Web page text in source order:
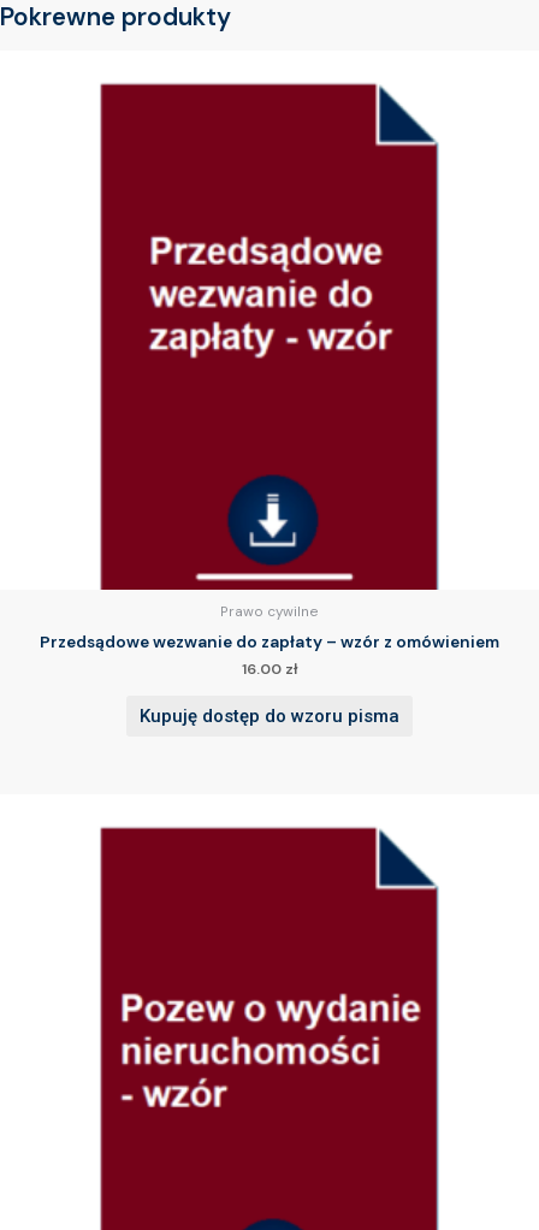
Pokrewne produkty
Prawo cywilne
Przedsądowe wezwanie do zapłaty – wzór z omówieniem
16.00 zł
Kupuję dostęp do wzoru pisma